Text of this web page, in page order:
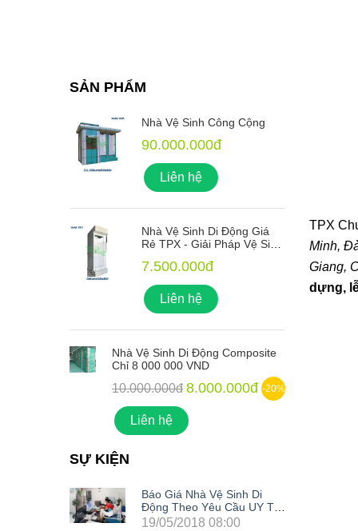
TPX
Minh,
Giang,
dựng,
SẢN PHẨM
Nhà Vệ Sinh Công Cộng
90.000.000đ
Liên hệ
Nhà Vệ Sinh Di Động Giá
Rẻ TPX - Giải Pháp Vệ Sinh
Công Trình
7.500.000đ
Liên hệ
Nhà Vệ Sinh Di Động Composite
Chỉ 8 000 000 VND
10.000.000đ 8.000.000đ -20%
Liên hệ
SỰ KIỆN
Báo Giá Nhà Vệ Sinh Di
Động Theo Yêu Cầu UY TÍN
Nhất Hiện Nay
19/05/2018 08:00